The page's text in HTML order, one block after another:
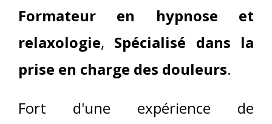
Formateur en hypnose et
relaxologie, Spécialisé dans la
prise en charge des douleurs.
Fort d'une expérience de